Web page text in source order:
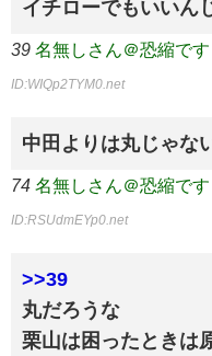
イチローでもいいん
39 名無しさん＠恐縮です
ID:WIQp2TYM0.net
中田よりは丸じゃな
74 名無しさん＠恐縮です
ID:RSUdmEYp0.net
>>39
丸だろうな
栗山は困ったときは